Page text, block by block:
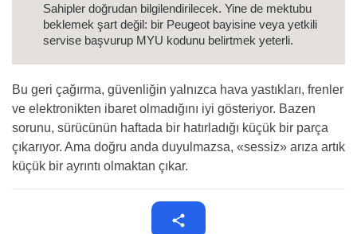
Sahipler doğrudan bilgilendirilecek. Yine de mektubu
beklemek şart değil: bir Peugeot bayisine veya yetkili
servise başvurup MYU kodunu belirtmek yeterli.
Bu geri çağırma, güvenliğin yalnızca hava yastıkları, frenler
ve elektronikten ibaret olmadığını iyi gösteriyor. Bazen
sorunu, sürücünün haftada bir hatırladığı küçük bir parça
çıkarıyor. Ama doğru anda duyulmazsa, «sessiz» arıza artık
küçük bir ayrıntı olmaktan çıkar.